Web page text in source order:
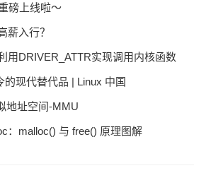
磅上线啦～
薪入行？
用DRIVER_ATTR实现调用内核函数
的现代替代品 | Linux 中国
地址空间-MMU
：malloc() 与 free() 原理图解